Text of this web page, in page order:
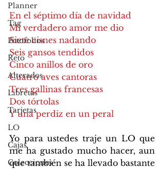
Planner
Tag
Fotofolios
Reto
Alterados
Libretas
Tarjetas
LO
Cajas
Colecciones
En el séptimo día de navidad
Mi verdadero amor me dio
Siete cisnes nadando
Seis gansos tendidos
Cinco anillos de oro
Cuatro aves cantoras
Tres gallinas francesas
Dos tórtolas
Y una perdiz en un peral
Yo para ustedes traje un LO que
me ha gustado mucho hacer, aun
que también se ha llevado bastante